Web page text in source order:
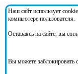
Наш сайт использует
компьютере пользователя.
Оставаясь на сайте, вы
Вы можете заблокировать